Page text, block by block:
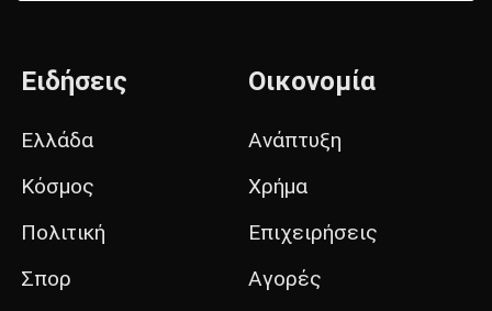
Ειδήσεις
Ελλάδα
Κόσμος
Πολιτική
Σπορ
Οικονομία
Ανάπτυξη
Χρήμα
Επιχειρήσεις
Αγορές